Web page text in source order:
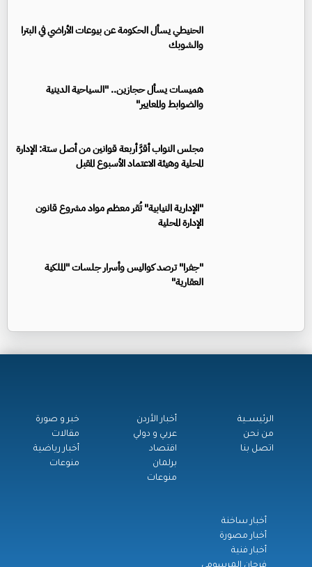
الحنيطي يسأل الحكومة عن بيوعات الأراضي في البترا
والشوبك
هميسات يسأل حجازين.. "السياحية الدينية
والضوابط والمعايير"
مجلس النواب أقرَّ أربعة قوانين من أصل ستة: الإدارة
المحلية وهيئة الاعتماد الأسبوع المقبل
"الإدارية النيابية" تُقر معظم مواد مشروع قانون
الإدارة المحلية
"جفرا" ترصد كواليس وأسرار جلسات "الملكية
العقارية"
الرئيســية
من نحن
اتصل بنا
أخبار الأردن
عربي و دولي
اقتصاد
برلمان
منوعات
خبر و صورة
مقالات
أخبار رياضية
منوعات
أخبار ساخنة
أخبار مصورة
أخبار فنية